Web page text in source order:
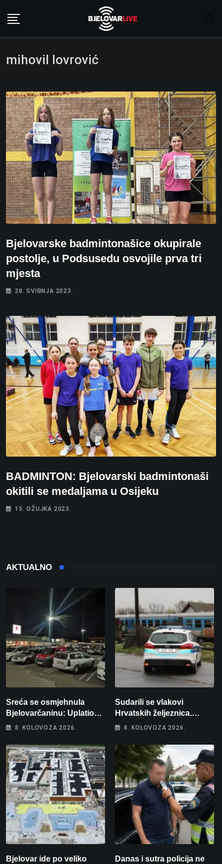
mihovil lovrović
Bjelovarske badmintonašice okupirale
postolje, u Podsusedu osvojile prva tri
mjesta
28. SVIBNJA 2023.
BADMINTON: Bjelovarski badmintonaši
okitili se medaljama u Osijeku
15. OŽUJKA 2023.
AKTUALNO
Sreća se osmjehnula
Bjelovarčaninu: Uplatio
samo 4 eura, a osvojio
8. KOLOVOZA 2026.
Sudarili se vlakovi
Hrvatskih željeznica.
Šestero osoba teško
intenzivnoj
8. KOLOVOZA 2026.
Bjelovar ide po veliko
Danas i sutra policija ne